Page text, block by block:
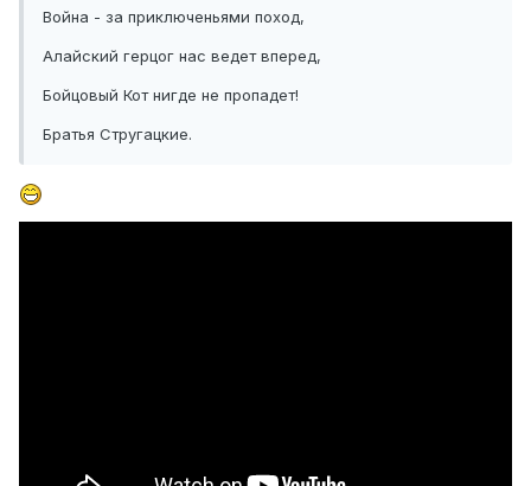
Война - за приключеньями поход,
Алайский герцог нас ведет вперед,
Бойцовый Кот нигде не пропадет!
Братья Стругацкие.